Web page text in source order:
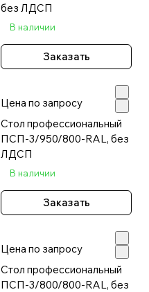
без ЛДСП
В наличии
Заказать
Цена по запросу
Стол профессиональный
ПСП-3/950/800-RAL, без
ЛДСП
В наличии
Заказать
Цена по запросу
Стол профессиональный
ПСП-3/800/800-RAL, без